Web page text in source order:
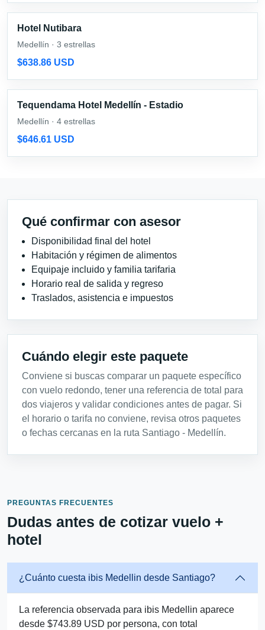
Hotel Nutibara
Medellín · 3 estrellas
$638.86 USD
Tequendama Hotel Medellín - Estadio
Medellín · 4 estrellas
$646.61 USD
Qué confirmar con asesor
Disponibilidad final del hotel
Habitación y régimen de alimentos
Equipaje incluido y familia tarifaria
Horario real de salida y regreso
Traslados, asistencia e impuestos
Cuándo elegir este paquete
Conviene si buscas comparar un paquete específico
con vuelo redondo, tener una referencia de total para
dos viajeros y validar condiciones antes de pagar. Si
el horario o tarifa no conviene, revisa otros paquetes
o fechas cercanas en la ruta Santiago - Medellín.
PREGUNTAS FRECUENTES
Dudas antes de cotizar vuelo +
hotel
¿Cuánto cuesta ibis Medellin desde Santiago?
La referencia observada para ibis Medellin aparece
desde $743.89 USD por persona, con total